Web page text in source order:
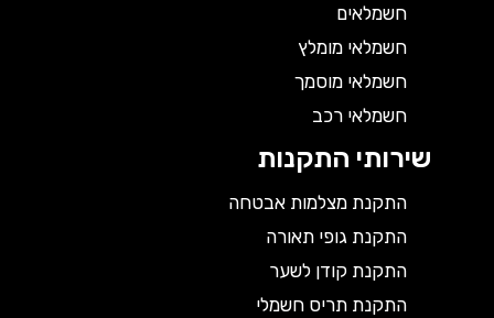
חשמלאים
חשמלאי מומלץ
חשמלאי מוסמך
חשמלאי רכב
שירותי התקנות
התקנת מצלמות אבטחה
התקנת גופי תאורה
התקנת קודן לשער
התקנת תריס חשמלי